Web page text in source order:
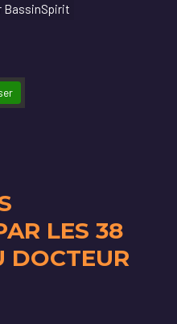
BassinSpirit
LES 38
DOCTEUR